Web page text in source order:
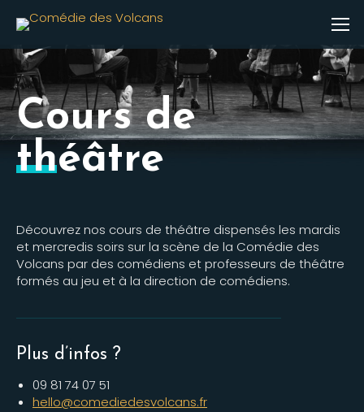
Cours de
théâtre
Découvrez nos cours de théâtre dispensés les mardis
et mercredis soirs sur la scène de la Comédie des
Volcans par des comédiens et professeurs de théâtre
formés au jeu et à la direction de comédiens.
Plus d’infos ?
09 81 74 07 51
hello@comediedesvolcans.fr